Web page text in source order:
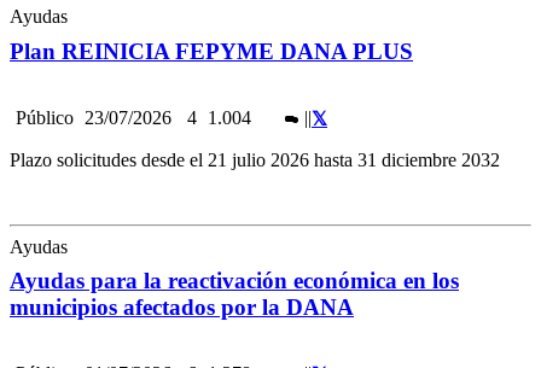
Ayudas
Plan REINICIA FEPYME DANA PLUS
Público 23/07/2026 4 1.004 ||
Plazo solicitudes desde el 21 julio 2026 hasta 31 diciembre 2032
Ayudas
Ayudas para la reactivación económica en los
municipios afectados por la DANA